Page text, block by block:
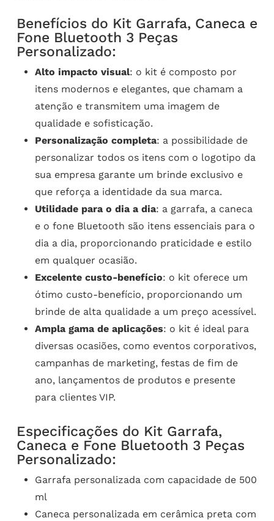
Benefícios do Kit Garrafa, Caneca e
Fone Bluetooth 3 Peças
Personalizado:
Alto impacto visual: o kit é composto por
itens modernos e elegantes, que chamam a
atenção e transmitem uma imagem de
qualidade e sofisticação.
Personalização completa: a possibilidade de
personalizar todos os itens com o logotipo da
sua empresa garante um brinde exclusivo e
que reforça a identidade da sua marca.
Utilidade para o dia a dia: a garrafa, a caneca
e o fone Bluetooth são itens essenciais para o
dia a dia, proporcionando praticidade e estilo
em qualquer ocasião.
Excelente custo-benefício: o kit oferece um
ótimo custo-benefício, proporcionando um
brinde de alta qualidade a um preço acessível.
Ampla gama de aplicações: o kit é ideal para
diversas ocasiões, como eventos corporativos,
campanhas de marketing, festas de fim de
ano, lançamentos de produtos e presente
para clientes VIP.
Especificações do Kit Garrafa,
Caneca e Fone Bluetooth 3 Peças
Personalizado:
Garrafa personalizada com capacidade de 500
ml
Caneca personalizada em cerâmica preta com